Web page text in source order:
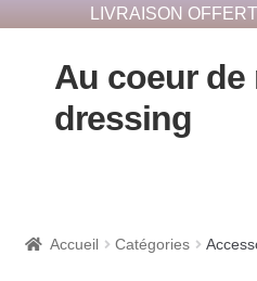
LIVRAISON
Au coeur de
dressing
Accueil Catégories